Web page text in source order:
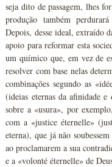
seja dito de passagem, lhes
produção também
Depois, desse ideal, extraído
apoio para reformar esta
um químico que, em vez de
resolver com base nelas
combinações segundo as
(ideias eternas da afinidade e
sobre a «usura», por
com a «justice éternelle»
eterna), que já não
ao proclamarem a sua
e a «volonté éternelle» de